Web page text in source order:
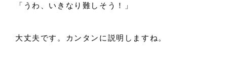
「うわ、いきなり難しそう！」
大丈夫です。カンタンに説明しますね。